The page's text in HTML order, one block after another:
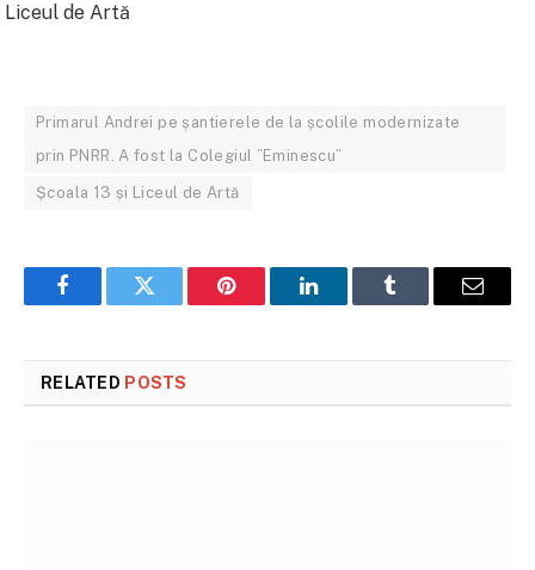
Primarul Andrei pe șantierele de la școlile modernizate
prin PNRR. A fost la Colegiul ”Eminescu”
Școala 13 și Liceul de Artă
FacebookTwitter Pinterest LinkedInTumblr Email
RELATED POSTS